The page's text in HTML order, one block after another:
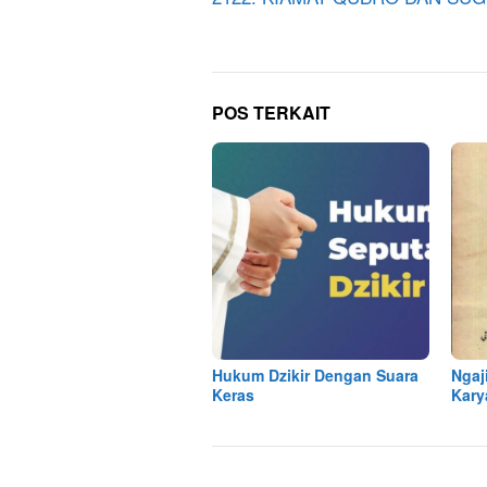
POS TERKAIT
Hukum Dzikir Dengan Suara
Keras